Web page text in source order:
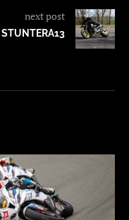
next post
STUNTERA13